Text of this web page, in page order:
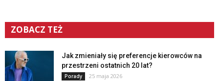
ZOBACZ TEŻ
Jak zmieniały się preferencje kierowców na
przestrzeni ostatnich 20 lat?
Porady 25 maja 2026